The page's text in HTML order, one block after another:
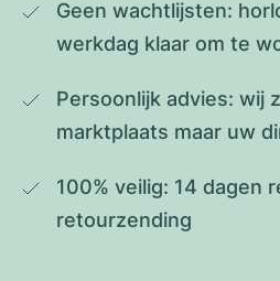
Geen wachtlijsten:
werkdag klaar om te
Persoonlijk advies: wij
marktplaats maar uw
100% veilig: 14 dagen
retourzending